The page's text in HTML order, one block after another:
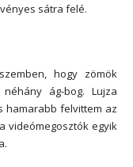
sátra felé.
hogy zömök
ág-bog. Lujza
hamarabb felvittem az
videómegosztók egyik